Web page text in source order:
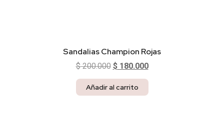
Sandalias Champion Rojas
$200.000 $180.000
Añadir al carrito